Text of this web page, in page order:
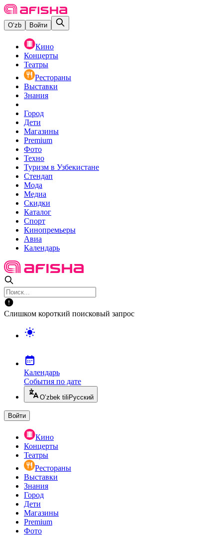
O‘zb Войти
Кино
Концерты
Театры
Рестораны
Выставки
Знания
Город
Дети
Магазины
Premium
Фото
Техно
Туризм в Узбекистане
Стендап
Мода
Медиа
Скидки
Каталог
Спорт
Кинопремьеры
Авиа
Календарь
Слишком короткий поисковый запрос
Календарь
События по дате
O’zbek tili Русский
Войти
Кино
Концерты
Театры
Рестораны
Выставки
Знания
Город
Дети
Магазины
Premium
Фото